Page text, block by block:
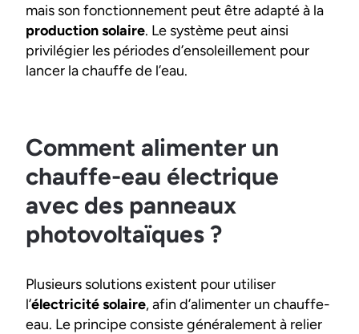
mais son fonctionnement peut être adapté à la
production solaire. Le système peut ainsi
privilégier les périodes d’ensoleillement pour
lancer la chauffe de l’eau.
Comment alimenter un
chauffe-eau électrique
avec des panneaux
photovoltaïques ?
Plusieurs solutions existent pour utiliser
l’électricité solaire, afin d’alimenter un chauffe-
eau. Le principe consiste généralement à relier